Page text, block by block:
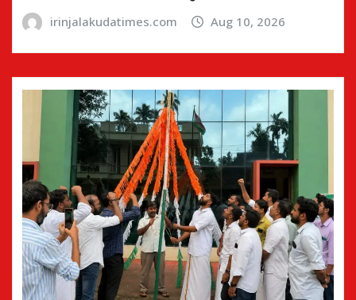
irinjalakudatimes.com Aug 10, 2026